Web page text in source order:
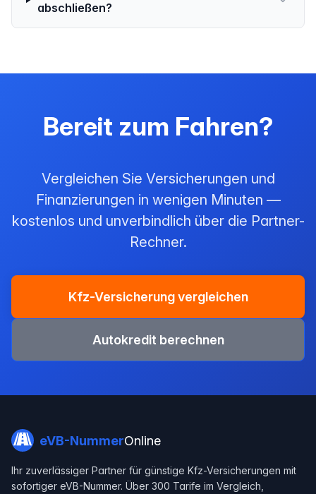
abschließen?
Bereit zum Fahren?
Vergleichen Sie Versicherungen und
Finanzierungen in wenigen Minuten —
kostenlos und unverbindlich über die Partner-
Rechner.
Kfz-Versicherung vergleichen
Autokredit berechnen
eVB-NummerOnline
Ihr zuverlässiger Partner für günstige Kfz-Versicherungen mit
sofortiger eVB-Nummer. Über 300 Tarife im Vergleich,